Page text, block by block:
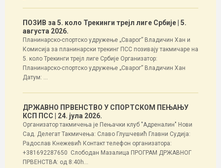
ПОЗИВ за 5. коло Трекинги трејл лиге Србије | 5.
августа 2026.
Планинарско-спортско удружење „Сварог” Владичин Хан и
Комисија за планинарски трекинг ПСС позивају такмичаре на
5. коло Трекинги трејл лиге Србије Организатор:
Планинарско-спортско удружење „Сварог” Владичин Хан
Датум: ...
ДРЖАВНО ПРВЕНСТВО У СПОРТСКОМ ПЕЊАЊУ
КСП ПСС
| 24. јула 2026.
Организатор такмичења је Пењачки клуб "Адреналин" Нови
Сад. Делегат Такмичења: Славо Глушчевић Главни Судија:
Радослав Кнежевић Контакт телефон организатора:
+381692287650 Слободан Мазалица ПРОГРАМ ДРЖАВНОГ
ПРВЕНСТВА: од 8:40h...